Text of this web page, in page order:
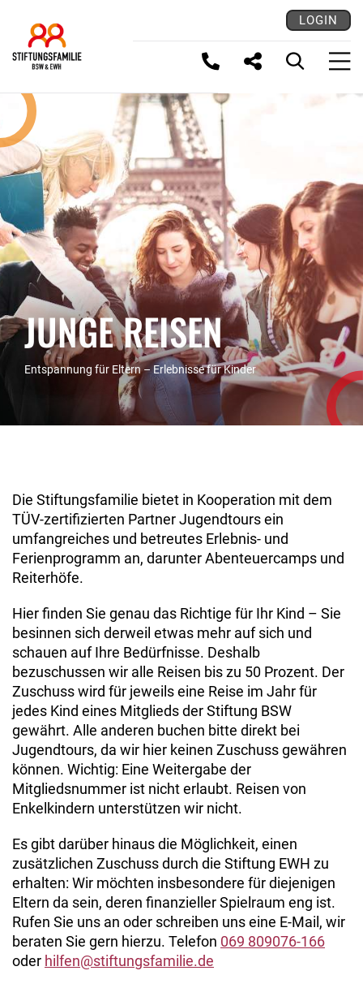
LOGIN
LINK KOPIEREN
JUNGE REISEN
Entspannung für Eltern – Erlebnisse für Kinder
Die Stiftungsfamilie bietet in Kooperation mit dem
TÜV-zertifizierten Partner Jugendtours ein
umfangreiches und betreutes Erlebnis- und
Ferienprogramm an, darunter Abenteuercamps und
Reiterhöfe.
Hier finden Sie genau das Richtige für Ihr Kind – Sie
besinnen sich derweil etwas mehr auf sich und
schauen auf Ihre Bedürfnisse. Deshalb
bezuschussen wir alle Reisen bis zu 50 Prozent. Der
Zuschuss wird für jeweils eine Reise im Jahr für
jedes Kind eines Mitglieds der Stiftung BSW
gewährt. Alle anderen buchen bitte direkt bei
Jugendtours, da wir hier keinen Zuschuss gewähren
können. Wichtig: Eine Weitergabe der
Mitgliedsnummer ist nicht erlaubt. Reisen von
Enkelkindern unterstützen wir nicht.
Es gibt darüber hinaus die Möglichkeit, einen
zusätzlichen Zuschuss durch die Stiftung EWH zu
erhalten: Wir möchten insbesondere für diejenigen
Eltern da sein, deren finanzieller Spielraum eng ist.
Rufen Sie uns an oder schreiben uns eine E-Mail, wir
beraten Sie gern hierzu. Telefon 069 809076-166
oder hilfen@stiftungsfamilie.de